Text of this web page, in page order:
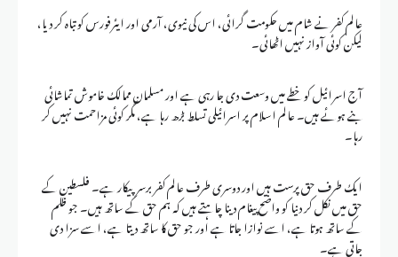
عالم کفر نے شام میں حکومت گرائی، اس کی نیوی، آرمی اور ایئرفورس کو تباہ کر دیا،
لیکن کوئی آواز نہیں اٹھائی۔
آج اسرائیل کو خطے میں وسعت دی جا رہی ہے اور مسلمان ممالک خاموش تماشائی
بنے ہوئے ہیں۔ عالم اسلام پر اسرائیلی تسلط بڑھ رہا ہے، مگر کوئی مزاحمت نہیں کر
رہا۔‏
ایک طرف حق پرست ہیں اور دوسری طرف عالم کفر برسرپیکار ہے۔ فلسطین کے
حق میں نکل کر دنیا کو واضح پیغام دینا چاہتے ہیں کہ ہم حق کے ساتھ ہیں۔ جو ظلم
کے ساتھ ہوتا ہے، اسے نوازا جاتا ہے اور جو حق کا ساتھ دیتا ہے، اسے سزا دی
جاتی ہے۔‏